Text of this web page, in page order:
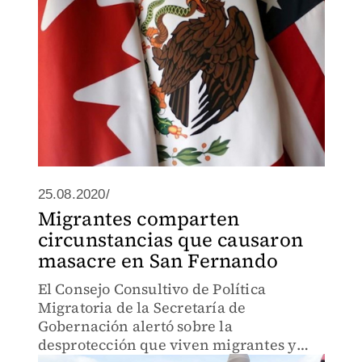
25.08.2020/
Migrantes comparten
circunstancias que causaron
masacre en San Fernando
El Consejo Consultivo de Política
Migratoria de la Secretaría de
Gobernación alertó sobre la
desprotección que viven migrantes y